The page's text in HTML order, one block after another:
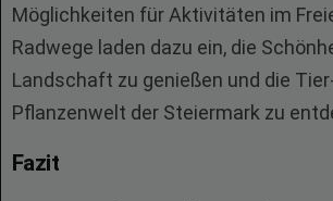
Möglichkeiten für Aktivitäten im
Radwege laden dazu ein, die
Landschaft zu genießen und die
Pflanzenwelt der Steiermark zu
Fazit